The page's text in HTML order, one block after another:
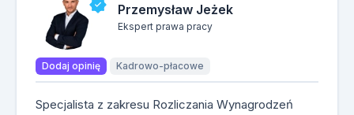
Przemysław Jeżek
Ekspert prawa pracy
Dodaj opinię Kadrowo-płacowe
Specjalista z zakresu Rozliczania Wynagrodzeń